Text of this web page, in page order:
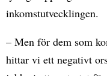
inkomstutvecklingen.
– Men för dem som
hittar vi ett negativt